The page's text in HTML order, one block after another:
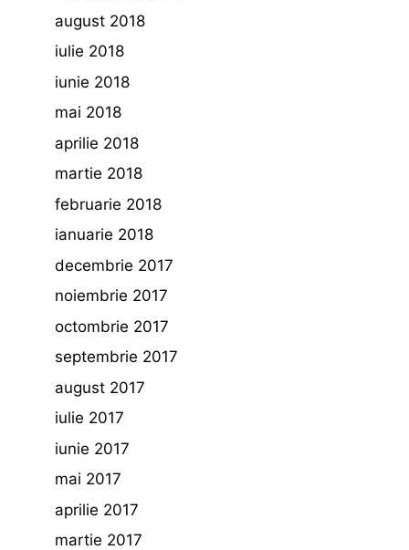
august 2018
iulie 2018
iunie 2018
mai 2018
aprilie 2018
martie 2018
februarie 2018
ianuarie 2018
decembrie 2017
noiembrie 2017
octombrie 2017
septembrie 2017
august 2017
iulie 2017
iunie 2017
mai 2017
aprilie 2017
martie 2017